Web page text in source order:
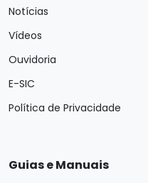
Notícias
Vídeos
Ouvidoria
E-SIC
Política de Privacidade
Guias e Manuais